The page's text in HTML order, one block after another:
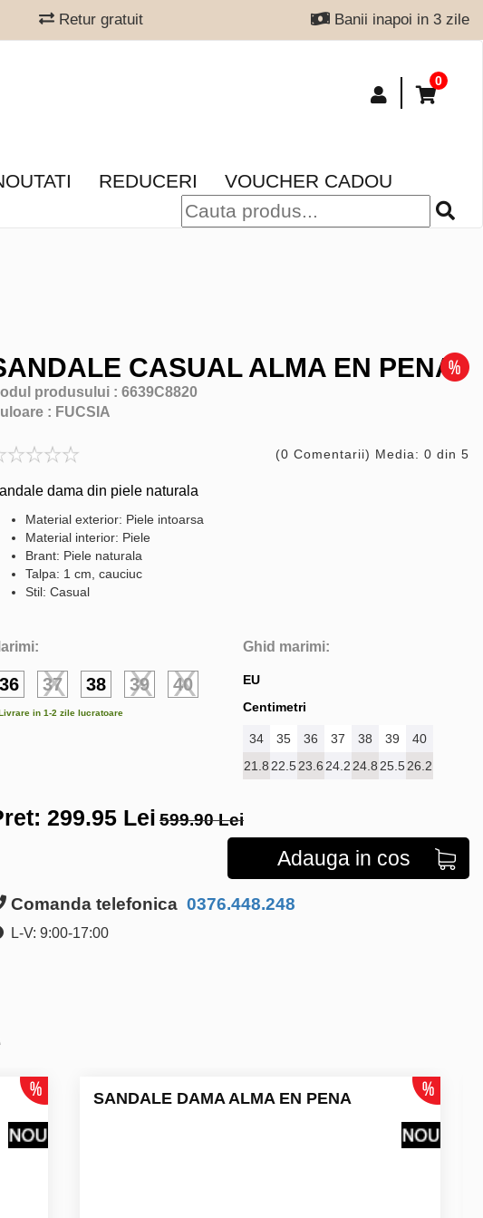
Retur gratuit Banii inapoi in 3 zile
0
REDUCERI VOUCHER CADOU
CASUAL ALMA EN PENA
produsului : 6639C8820
: FUCSIA
(0 Comentarii) Media: 0 din 5
dama din piele naturala
Material exterior: Piele intoarsa
Material interior: Piele
Brant: Piele naturala
Talpa: 1 cm, cauciuc
Stil: Casual
36 37 38 39 40
in 1-2 zile lucratoare
Ghid marimi:
EU
Centimetri
34 35 36 37 38 39
40
21.8 22.523.6 24.2 24.8 25.526.2
299.95 Lei 599.90 Lei
Adauga in cos
Comanda telefonica 0376.448.248
L-V: 9:00-17:00
SANDALE DAMA ALMA EN PENA